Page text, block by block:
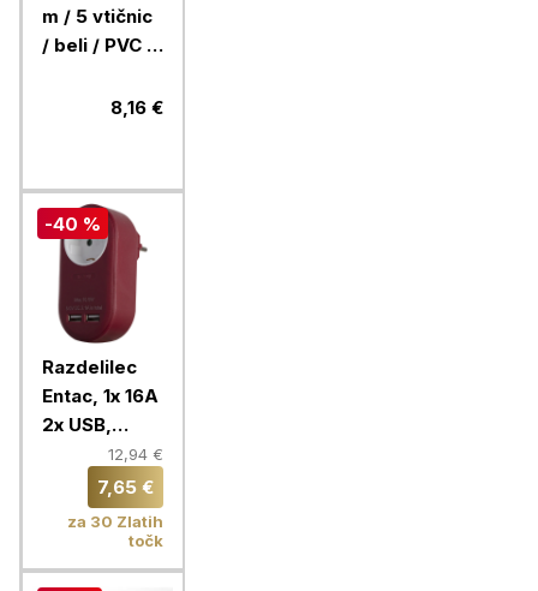
m / 5 vtičnic
/ beli / PVC /
8,16 €
-40 %
Razdelilec
Entac, 1x 16A
2x USB,
12,94 €
7,65 €
za 30 Zlatih
točk